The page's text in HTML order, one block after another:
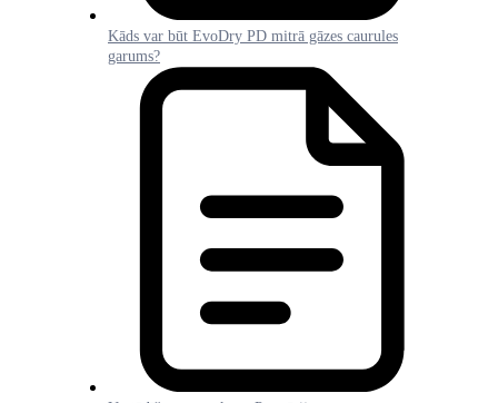
Kāds var būt EvoDry PD mitrā gāzes caurules
garums?